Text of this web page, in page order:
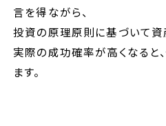
言を得ながら、
投資の原理原則に基づいて
実際の成功確率が高くなると
ます。